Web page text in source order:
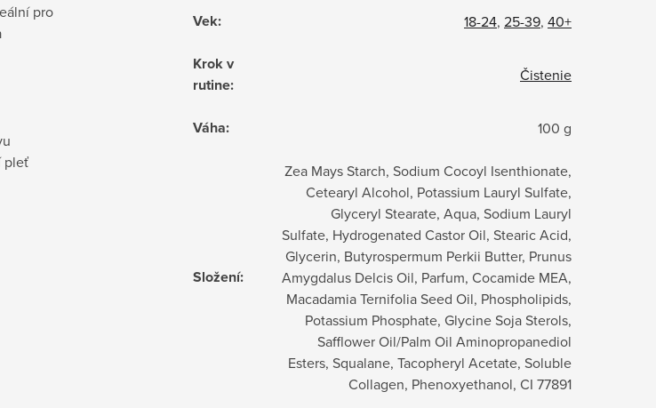
pro
pleť
Vek: 18-24, 25-39, 40+
Krok v
rutine: Čistenie
Váha: 100 g
Složení:
Zea Mays Starch, Sodium Cocoyl Isenthionate,
Cetearyl Alcohol, Potassium Lauryl Sulfate,
Glyceryl Stearate, Aqua, Sodium Lauryl
Sulfate, Hydrogenated Castor Oil, Stearic Acid,
Glycerin, Butyrospermum Perkii Butter, Prunus
Amygdalus Delcis Oil, Parfum, Cocamide MEA,
Macadamia Ternifolia Seed Oil, Phospholipids,
Potassium Phosphate, Glycine Soja Sterols,
Safflower Oil/Palm Oil Aminopropanediol
Esters, Squalane, Tacopheryl Acetate, Soluble
Collagen, Phenoxyethanol, CI 77891